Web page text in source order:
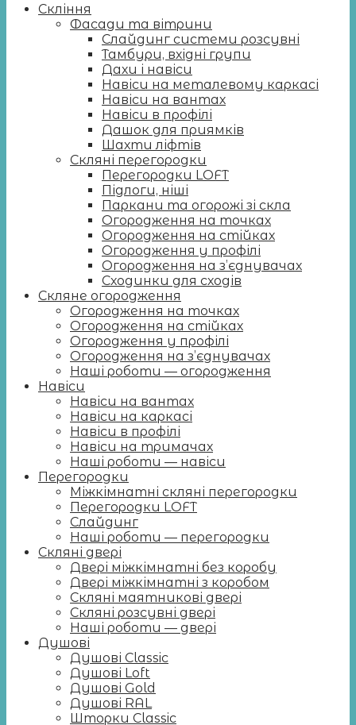
Скління
Фасади та вітрини
Слайдинг системи розсувні
Тамбури, вхідні групи
Дахи і навіси
Навіси на металевому каркасі
Навіси на вантах
Навіси в профілі
Дашок для приямків
Шахти ліфтів
Скляні перегородки
Перегородки LOFT
Підлоги, ніші
Паркани та огорожі зі скла
Огородження на точках
Огородження на стійках
Огородження у профілі
Огородження на з’єднувачах
Сходинки для сходів
Скляне огородження
Огородження на точках
Огородження на стійках
Огородження у профілі
Огородження на з’єднувачах
Наші роботи — огородження
Навіси
Навіси на вантах
Навіси на каркасі
Навіси в профілі
Навіси на тримачах
Наші роботи — навіси
Перегородки
Міжкімнатні скляні перегородки
Перегородки LOFT
Слайдинг
Наші роботи — перегородки
Скляні двері
Двері міжкімнатні без коробу
Двері міжкімнатні з коробом
Скляні маятникові двері
Скляні розсувні двері
Наші роботи — двері
Душові
Душові Classic
Душові Loft
Душові Gold
Душові RAL
Шторки Classic